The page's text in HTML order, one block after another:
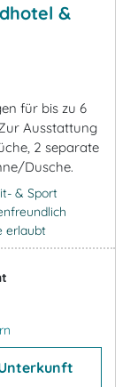
&
für bis zu 6
Ausstattung
2 separate
Dusche.
& Sport
erlaubt